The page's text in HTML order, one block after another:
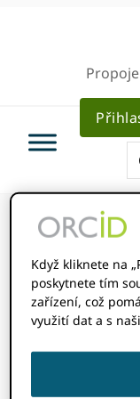
teď?
Když kliknete na
poskytnete tím
zařízení, což
využití dat a s